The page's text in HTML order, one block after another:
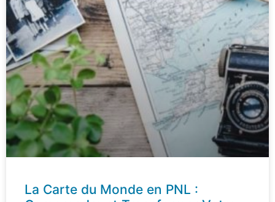
La Carte du Monde en PNL :